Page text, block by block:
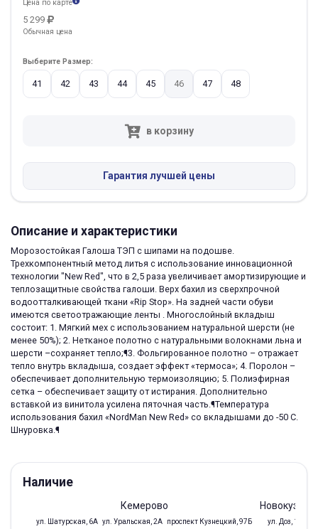
Цена по карте
5 299
Обычная цена
Выберите Размер:
41 42 43 44 45 46 47 48
в корзину
Гарантия лучшей цены
Описание и характеристики
Морозостойкая Галоша ТЭП с шипами на подошве.
Трехкомпонентный метод литья с использование инновационной
технологии "New Red", что в 2,5 раза увеличивает амортизирующие и
теплозащитные свойства галоши. Верх бахил из сверхпрочной
водоотталкивающей ткани «Rip Stop». На задней части обуви
имеются светоотражающие ленты . Многослойный вкладыш
состоит: 1. Мягкий мех с использованием натуральной шерсти (не
менее 50%); 2. Нетканое полотно с натуральными волокнами льна и
шерсти –сохраняет тепло;¶3. Фольгированное полотно – отражает
тепло внутрь вкладыша, создает эффект «термоса»; 4. Поролон –
обеспечивает дополнительную термоизоляцию; 5. Полиэфирная
сетка – обеспечивает защиту от истирания. Дополнительно
вставкой из винитола усилена пяточная часть.¶Температура
использования бахил «NordMan New Red» со вкладышами до -50 С.
Шнуровка.¶
Наличие
Кемерово
ул. Шатурская, 6А ул. Уральская, 2А проспект Кузнецкий, 97Б ул. Доз, 19/28